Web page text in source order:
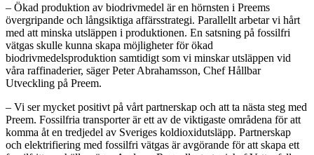
– Ökad produktion av biodrivmedel är en hörnsten i Preems
övergripande och långsiktiga affärsstrategi. Parallellt arbetar vi hårt
med att minska utsläppen i produktionen. En satsning på fossilfri
vätgas skulle kunna skapa möjligheter för ökad
biodrivmedelsproduktion samtidigt som vi minskar utsläppen vid
våra raffinaderier, säger Peter Abrahamsson, Chef Hållbar
Utveckling på Preem.
– Vi ser mycket positivt på vårt partnerskap och att ta nästa steg med
Preem. Fossilfria transporter är ett av de viktigaste områdena för att
komma åt en tredjedel av Sveriges koldioxidutsläpp. Partnerskap
och elektrifiering med fossilfri vätgas är avgörande för att skapa ett